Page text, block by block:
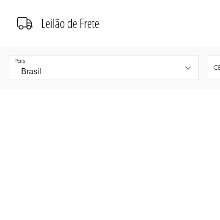
Leilão de Frete
País